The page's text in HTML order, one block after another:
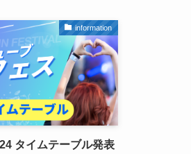
information
タイムテーブル発表